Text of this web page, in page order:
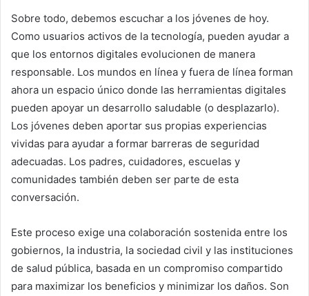
Sobre todo, debemos escuchar a los jóvenes de hoy.
Como usuarios activos de la tecnología, pueden ayudar a
que los entornos digitales evolucionen de manera
responsable. Los mundos en línea y fuera de línea forman
ahora un espacio único donde las herramientas digitales
pueden apoyar un desarrollo saludable (o desplazarlo).
Los jóvenes deben aportar sus propias experiencias
vividas para ayudar a formar barreras de seguridad
adecuadas. Los padres, cuidadores, escuelas y
comunidades también deben ser parte de esta
conversación.
Este proceso exige una colaboración sostenida entre los
gobiernos, la industria, la sociedad civil y las instituciones
de salud pública, basada en un compromiso compartido
para maximizar los beneficios y minimizar los daños. Son